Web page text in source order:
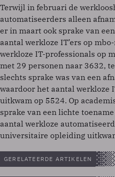
Terwijl in februari de
automatiseerders alleen
er in maart ook sprake van
aantal werkloze IT’ers op
werkloze IT-professionals op
met 29 personen naar 3632,
slechts sprake was van een
waardoor het aantal werkloze
uitkwam op 5524. Op
sprake van een lichte
aantal werkloze
universitaire opleiding
GERELATEERDE ARTIKELEN